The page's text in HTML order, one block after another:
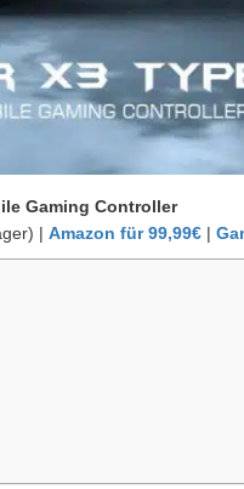
Gaming Controller
| Amazon für 99,99€ |